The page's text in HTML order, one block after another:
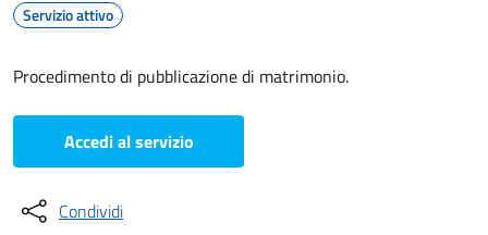
Servizio attivo
Procedimento di pubblicazione di matrimonio.
Accedi al servizio
Condividi